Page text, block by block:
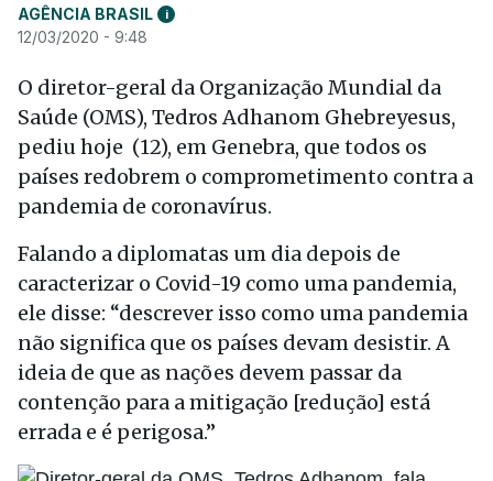
AGÊNCIA BRASIL i
12/03/2020 - 9:48
O diretor-geral da Organização Mundial da
Saúde (OMS), Tedros Adhanom Ghebreyesus,
pediu hoje (12), em Genebra, que todos os
países redobrem o comprometimento contra a
pandemia de coronavírus.
Falando a diplomatas um dia depois de
caracterizar o Covid-19 como uma pandemia,
ele disse: “descrever isso como uma pandemia
não significa que os países devam desistir. A
ideia de que as nações devem passar da
contenção para a mitigação [redução] está
errada e é perigosa.”